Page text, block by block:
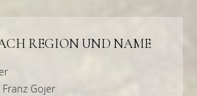
REGION UND NAME
Franz Gojer